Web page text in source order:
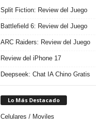
Split Fiction: Review del Juego
Battlefield 6: Review del Juego
ARC Raiders: Review del Juego
Review del iPhone 17
Deepseek: Chat IA Chino Gratis
Lo Más Destacado
Celulares / Moviles